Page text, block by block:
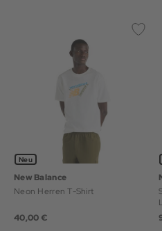
Neu
New Balance
Neon Herren T-Shirt
40,00 €